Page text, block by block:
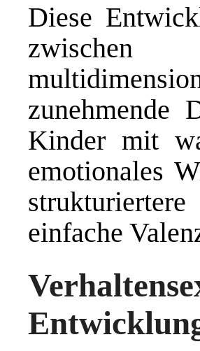
Diese
zwischen
zunehmende
Kinder mit
emotionales
einfache